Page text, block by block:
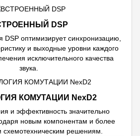
DSP
оптимизирует синхронизацию,
и выходные уровни каждого
исключительного качества
звука.
КОМУТАЦИИ NexD2
и эффективность значительно
новым компонентам и более
решениям.